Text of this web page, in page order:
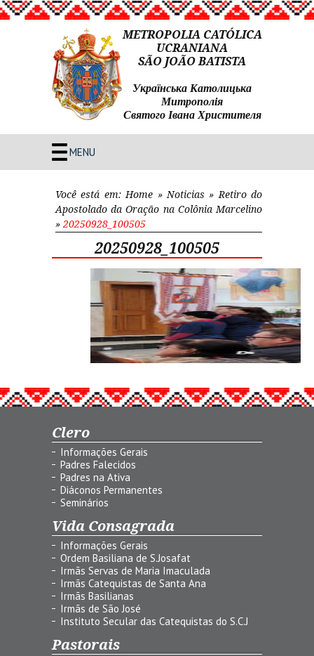
METROPOLIA CATÓLICA
UCRANIANA
SÃO JOÃO BATISTA
Українська Католицька
Митрополія
Святого Івана Христителя
MENU
Você está em: Home » Noticias » Retiro do
Apostolado da Oração na Colônia Marcelino
» 20250928_100505
20250928_100505
Clero
Informações Gerais
Padres Falecidos
Padres na Ativa
Diáconos Permanentes
Seminários
Vida Consagrada
Informações Gerais
Ordem Basiliana de S.Josafat
Irmãs Servas de Maria Imaculada
Irmãs Catequistas de Santa Ana
Irmãs Basilianas
Irmãs de São José
Instituto Secular das Catequistas do S.C.J
Pastorais